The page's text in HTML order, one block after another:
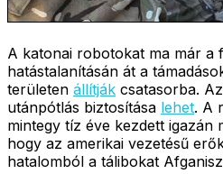
A katonai robotokat ma már a
hatástalanításán át a
területen állítják csatasorba.
utánpótlás biztosítása lehet. A
mintegy tíz éve kezdett igazán
hogy az amerikai vezetésű
hatalomból a tálibokat